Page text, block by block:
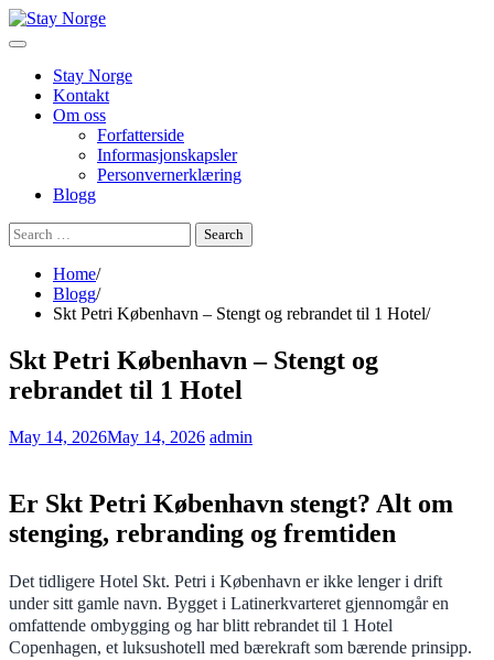
Skip
to
Stay Norge
Kontakt
Om oss
Forfatterside
Informasjonskapsler
Personvernerklæring
Blogg
Search
for:
Home
Blogg
Skt Petri København – Stengt og rebrandet til 1 Hotel
Skt Petri København – Stengt og
rebrandet til 1 Hotel
May 14, 2026May 14, 2026 admin
Er Skt Petri København stengt? Alt om
stenging, rebranding og fremtiden
Det tidligere Hotel Skt. Petri i København er ikke lenger i drift
under sitt gamle navn. Bygget i Latinerkvarteret gjennomgår en
omfattende ombygging og har blitt rebrandet til 1 Hotel
Copenhagen, et luksushotell med bærekraft som bærende prinsipp.